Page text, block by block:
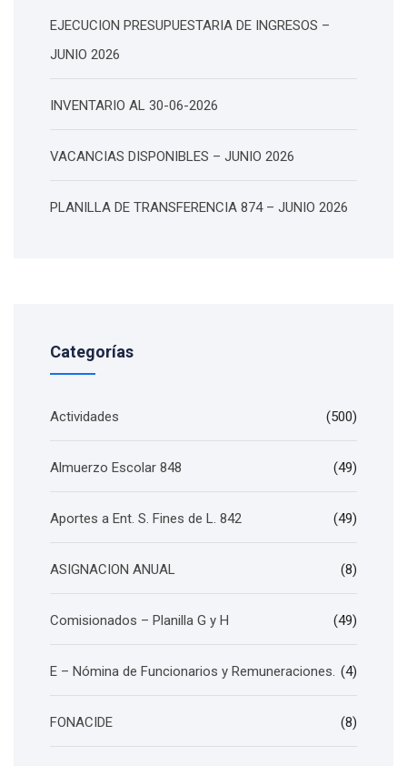
EJECUCION PRESUPUESTARIA DE INGRESOS –
JUNIO 2026
INVENTARIO AL 30-06-2026
VACANCIAS DISPONIBLES – JUNIO 2026
PLANILLA DE TRANSFERENCIA 874 – JUNIO 2026
Categorías
Actividades (500)
Almuerzo Escolar 848 (49)
Aportes a Ent. S. Fines de L. 842 (49)
ASIGNACION ANUAL (8)
Comisionados – Planilla G y H (49)
E – Nómina de Funcionarios y Remuneraciones. (4)
FONACIDE (8)